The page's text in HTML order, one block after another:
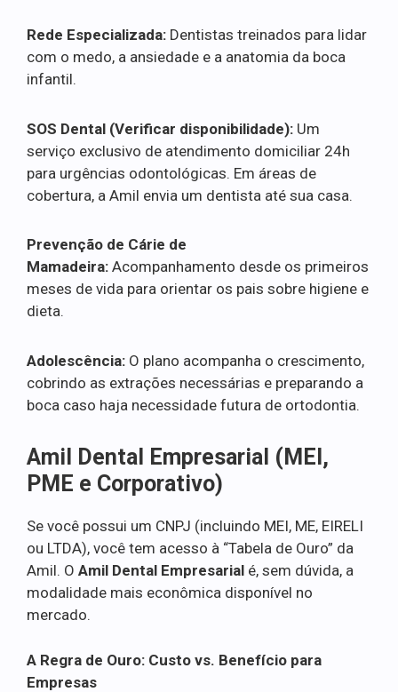
Rede Especializada: Dentistas treinados para lidar
com o medo, a ansiedade e a anatomia da boca
infantil.
SOS Dental (Verificar disponibilidade): Um
serviço exclusivo de atendimento domiciliar 24h
para urgências odontológicas. Em áreas de
cobertura, a Amil envia um dentista até sua casa.
Prevenção de Cárie de
Mamadeira: Acompanhamento desde os primeiros
meses de vida para orientar os pais sobre higiene e
dieta.
Adolescência: O plano acompanha o crescimento,
cobrindo as extrações necessárias e preparando a
boca caso haja necessidade futura de ortodontia.
Amil Dental Empresarial (MEI,
PME e Corporativo)
Se você possui um CNPJ (incluindo MEI, ME, EIRELI
ou LTDA), você tem acesso à “Tabela de Ouro” da
Amil. O Amil Dental Empresarial é, sem dúvida, a
modalidade mais econômica disponível no
mercado.
A Regra de Ouro: Custo vs. Benefício para
Empresas